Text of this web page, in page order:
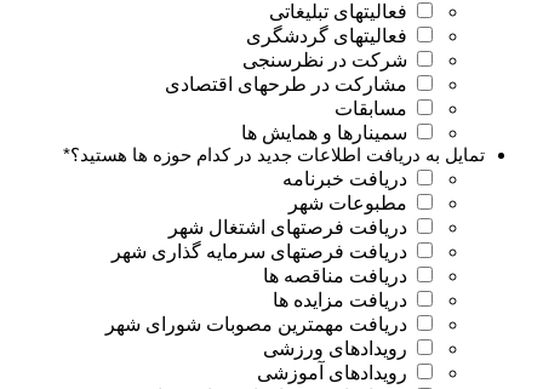
فعالیتهای تبلیغاتی
فعالیتهای گردشگری
شرکت در نظرسنجی
مشارکت در طرحهای اقتصادی
مسابقات
سمینارها و همایش ها
تمایل به دریافت اطلاعات جدید در کدام حوزه ها هستید؟*
دریافت خبرنامه
مطبوعات شهر
دریافت فرصتهای اشتغال شهر
دریافت فرصتهای سرمایه گذاری شهر
دریافت مناقصه ها
دریافت مزایده ها
دریافت مهمترین مصوبات شورای شهر
رویدادهای ورزشی
رویدادهای آموزشی